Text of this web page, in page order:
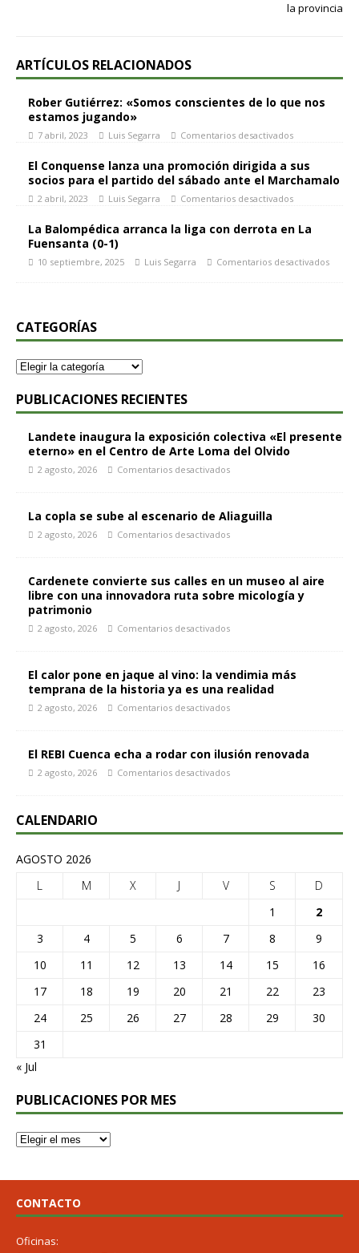
la provincia
ARTÍCULOS RELACIONADOS
Rober Gutiérrez: «Somos conscientes de lo que nos
estamos jugando»
7 abril, 2023 Luis Segarra Comentarios desactivados
El Conquense lanza una promoción dirigida a sus
socios para el partido del sábado ante el Marchamalo
2 abril, 2023 Luis Segarra Comentarios desactivados
La Balompédica arranca la liga con derrota en La
Fuensanta (0-1)
10 septiembre, 2025 Luis Segarra Comentarios desactivados
CATEGORÍAS
PUBLICACIONES RECIENTES
Landete inaugura la exposición colectiva «El presente
eterno» en el Centro de Arte Loma del Olvido
2 agosto, 2026 Comentarios desactivados
La copla se sube al escenario de Aliaguilla
2 agosto, 2026 Comentarios desactivados
Cardenete convierte sus calles en un museo al aire
libre con una innovadora ruta sobre micología y
patrimonio
2 agosto, 2026 Comentarios desactivados
El calor pone en jaque al vino: la vendimia más
temprana de la historia ya es una realidad
2 agosto, 2026 Comentarios desactivados
El REBI Cuenca echa a rodar con ilusión renovada
2 agosto, 2026 Comentarios desactivados
CALENDARIO
AGOSTO 2026
L
M X J V S
D
1
2
3
4 5 6 7 8
9
10
11 12 13 14 15
16
17
18 19 20 21 22
23
24
25 26 27 28 29
30
31
« Jul
PUBLICACIONES POR MES
CONTACTO
Oficinas: